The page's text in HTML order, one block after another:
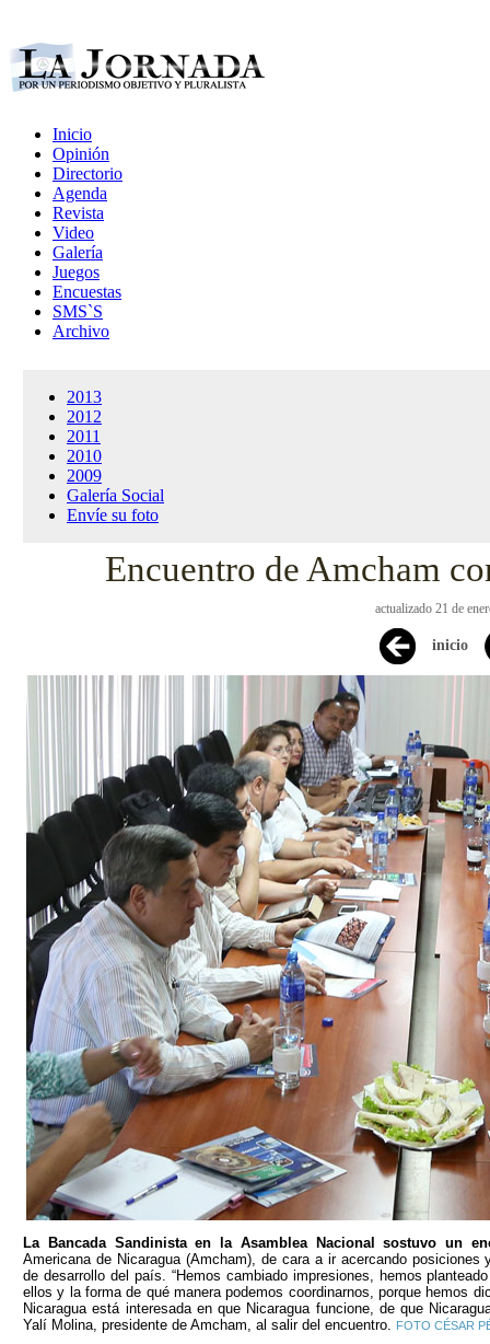
Inicio
Opinión
Directorio
Agenda
Revista
Video
Galería
Juegos
Encuestas
SMS`S
Archivo
2013
2012
2011
2010
2009
Galería Social
Envíe su foto
Encuentro de Amcham
actualizado 21 de
inicio
La Bancada Sandinista en la Asamblea Nacional sostuvo un
Americana de Nicaragua (Amcham), de cara a ir acercando
de desarrollo del país. “Hemos cambiado impresiones, hemos
ellos y la forma de qué manera podemos coordinarnos, porque hemos
Nicaragua está interesada en que Nicaragua funcione, de que
Yalí Molina, presidente de Amcham, al salir del encuentro. FOTO CÉSAR